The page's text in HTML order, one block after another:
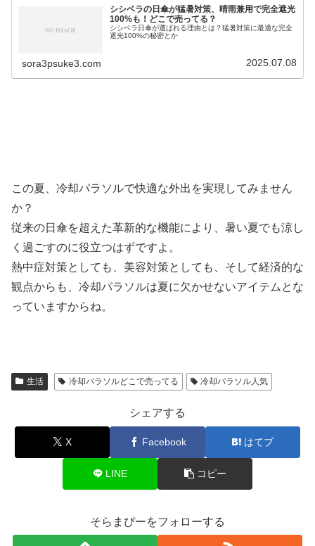
シシベラの日傘が猛暑対策、晴雨兼用で完全遮光
100%も！どこで売ってる？
シシベラ日傘が選ばれる理由とは？猛暑対策に最適な完全
遮光100%の秘密とか
sora3psuke3.com 2025.07.08
この夏、冷却パラソルで快適な外出を実現してみません
か？
従来の日傘を超えた革新的な機能により、暑い夏でも涼し
く過ごすのに役立つはずですよ。
熱中症対策としても、美容対策としても、そして経済的な
観点からも、冷却パラソルは夏に欠かせないアイテムとな
っていますからね。
生活 冷却パラソルどこで売ってる 冷却パラソル人気
シェアする
X Facebook はてブ
LINE コピー
そらまぴーをフォローする